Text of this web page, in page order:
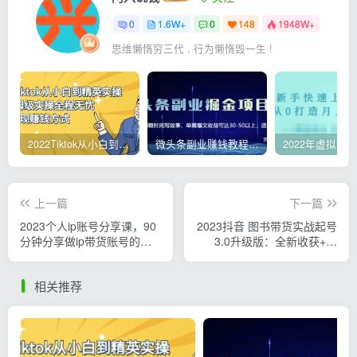
0 1.6W+ 0 148 1948W+
思维懒惰穷三代 , 行为懒惰毁一生 !
2022Tiktok从小白到精英实操，0-1保姆级实操全程无忧，多种变现赚钱方式 微头条副业赚钱教程，项目单号单天做到50-100+收益
上一篇
2023个人ip账号分享课，90
分钟分享做ip带货账号的经
下一篇
2023抖音 图书带货实战起号
3.0升级版：全新收获+突
相关推荐